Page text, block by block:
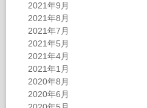
2021年9月
2021年8月
2021年7月
2021年5月
2021年4月
2021年1月
2020年8月
2020年6月